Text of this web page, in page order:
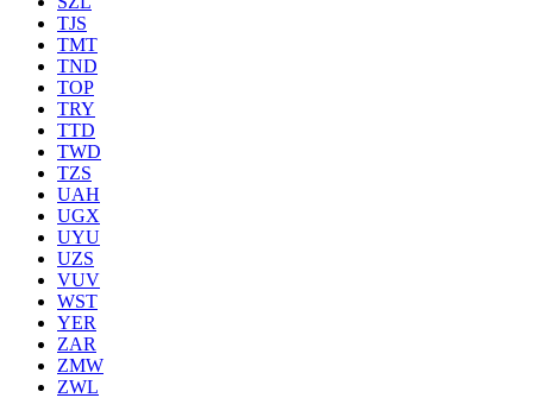
TJS
TMT
TND
TOP
TRY
TTD
TWD
TZS
UAH
UGX
UYU
UZS
VUV
WST
YER
ZAR
ZMW
ZWL